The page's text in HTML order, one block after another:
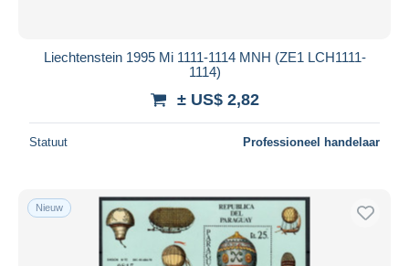
Liechtenstein 1995 Mi 1111-1114 MNH (ZE1 LCH1111-
1114)
± US$ 2,82
Statuut Professioneel handelaar
Nieuw